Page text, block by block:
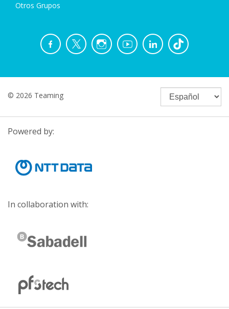
Otros Grupos
© 2026 Teaming
Powered by:
In collaboration with: